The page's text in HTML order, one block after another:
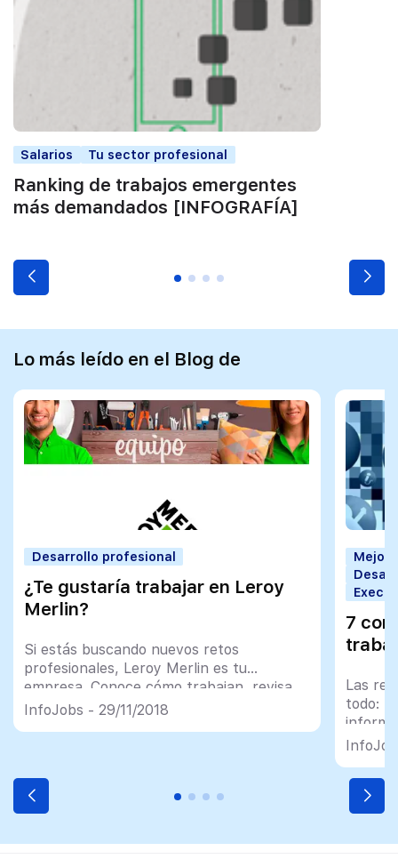
Salarios Tu sector profesional
Ranking de trabajos emergentes
más demandados [INFOGRAFÍA]
Lo más leído en el Blog de
Desarrollo profesional
¿Te gustaría trabajar en Leroy
Merlin?
Si estás buscando nuevos retos
profesionales, Leroy Merlin es tu
empresa. Conoce cómo trabajan, revisa
sus ofertas de trabajo y dale vida a tus
InfoJobs - 29/11/2018
7
Las
todo:
empleo